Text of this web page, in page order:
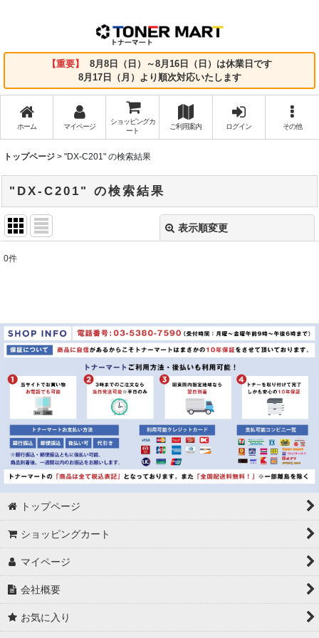
【重要】
8月8日（日）～8月16日（日）は休業日です
8月17日（月）より順次対応いたします
ホーム マイページ
ショッピングカ
ート
ご利用案内 ログイン その他
トップページ > "DX-C201" の検索結果
"DX-C201" の検索結果
表示順変更
商品検索
並び順:
絞り込む
0件
トップページ
ショッピングカート
マイページ
会社概要
お気に入り